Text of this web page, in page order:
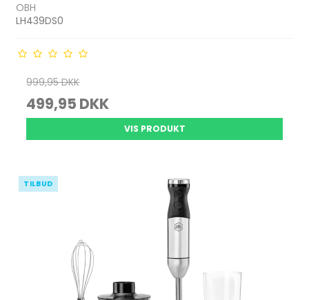
OBH
LH439DS0
999,95 DKK
499,95 DKK
VIS PRODUKT
TILBUD